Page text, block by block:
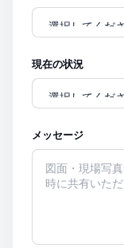
現在の状況
メッセージ